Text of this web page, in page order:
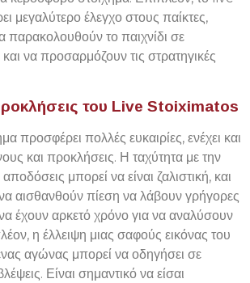
μεγαλύτερο έλεγχο στους παίκτες,
το παιχνίδι σε
να προσαρμόζουν τις στρατηγικές
του Live Stoiximatos
προσφέρει πολλές ευκαιρίες, ενέχει και
και προκλήσεις. Η ταχύτητα με την
μπορεί να είναι ζαλιστική, και
αισθανθούν πίεση να λάβουν γρήγορες
έχουν αρκετό χρόνο για να αναλύσουν
η έλλειψη μιας σαφούς εικόνας του
αγώνας μπορεί να οδηγήσει σε
Είναι σημαντικό να είσαι